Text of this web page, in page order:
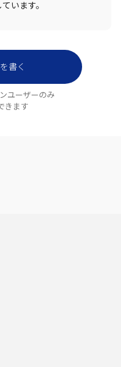
います。
書く
ユーザーのみ
きます